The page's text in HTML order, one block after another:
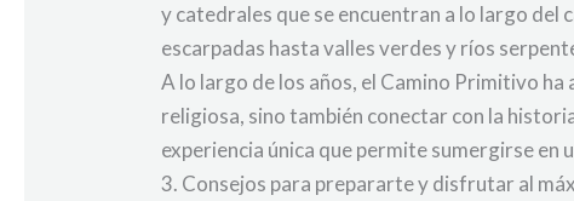
y catedrales que se encuentran a lo largo
escarpadas hasta valles verdes y ríos
A lo largo de los años, el Camino Primitivo
religiosa, sino también conectar con la
experiencia única que permite sumergirse
3. Consejos para prepararte y disfrutar al